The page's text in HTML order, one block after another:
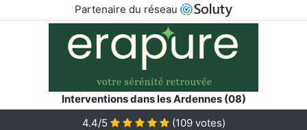
Partenaire du réseau
Interventions dans les Ardennes (08)
4.4/5 (109votes)